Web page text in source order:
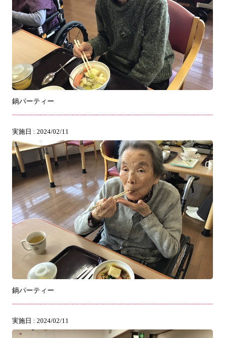
鍋パーティー
実施日 : 2024/02/11
鍋パーティー
実施日 : 2024/02/11